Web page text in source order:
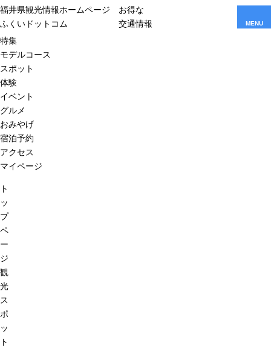
福井県観光情報ホームページ
ふくいドットコム
お得な
交通情報
MENU
特集
モデルコース
スポット
体験
イベント
グルメ
おみやげ
宿泊予約
アクセス
マイページ
ト
ッ
プ
ペ
ー
ジ
観
光
ス
ポ
ッ
ト